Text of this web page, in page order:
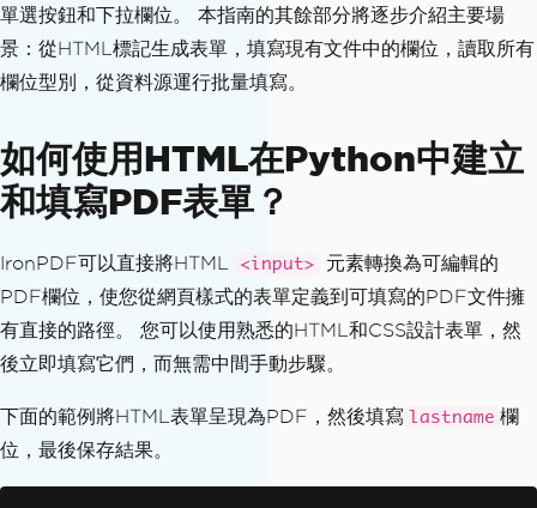
單選按鈕和下拉欄位。 本指南的其餘部分將逐步介紹主要場
景：從HTML標記生成表單，填寫現有文件中的欄位，讀取所有
欄位型別，從資料源運行批量填寫。
如何使用HTML在Python中建立
和填寫PDF表單？
IronPDF可以直接將HTML <input>
元素轉換為可編輯的
PDF欄位，使您從網頁樣式的表單定義到可填寫的PDF文件擁
有直接的路徑。 您可以使用熟悉的HTML和CSS設計表單，然
後立即填寫它們，而無需中間手動步驟。
下面的範例將HTML表單呈現為PDF，然後填寫 lastname 欄
位，最後保存結果。